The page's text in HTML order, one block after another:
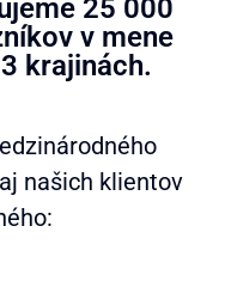
25 000
v mene
krajinách.
našich klientov